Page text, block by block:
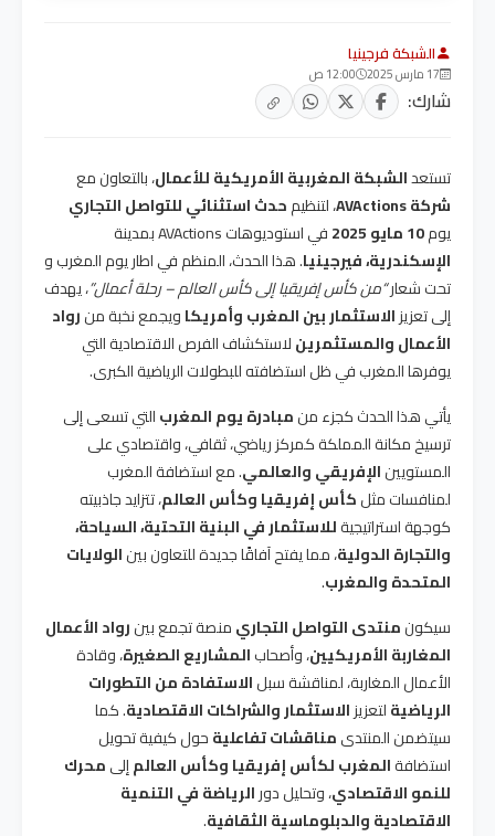
الشبكة فرجينيا
17 مارس 2025 12:00 ص
شارك:
تستعدالشبكة المغربية الأمريكية للأعمال، بالتعاون مع
شركة AVActions
، لتنظيمحدث استثنائي للتواصل التجاري
يوم10 مايو 2025
في استوديوهات AVActions بمدينة
الإسكندرية، فيرجينيا. هذا الحدث، المنظم في اطار يوم المغرب و
تحت شعار“من كأس إفريقيا إلى كأس العالم – رحلة أعمال”، يهدف
إلى تعزيزالاستثمار بين المغرب وأمريكاويجمع نخبة منرواد
الأعمال والمستثمرينلاستكشاف الفرص الاقتصادية التي
يوفرها المغرب في ظل استضافته للبطولات الرياضية الكبرى.
يأتي هذا الحدث كجزء منمبادرة يوم المغربالتي تسعى إلى
ترسيخ مكانة المملكة كمركز رياضي، ثقافي، واقتصادي على
المستويينالإفريقي والعالمي. مع استضافة المغرب
لمنافسات مثلكأس إفريقيا وكأس العالم، تتزايد جاذبيته
كوجهة استراتيجيةللاستثمار في البنية التحتية، السياحة،
والتجارة الدولية، مما يفتح آفاقًا جديدة للتعاون بينالولايات
المتحدة والمغرب.
سيكونمنتدى التواصل التجاريمنصة تجمع بينرواد الأعمال
المغاربة الأمريكيين، وأصحابالمشاريع الصغيرة، وقادة
الأعمال المغاربة، لمناقشة سبلالاستفادة من التطورات
الرياضيةلتعزيزالاستثمار والشراكات الاقتصادية. كما
سيتضمن المنتدىمناقشات تفاعليةحول كيفية تحويل
استضافةالمغرب لكأس إفريقيا وكأس العالمإلىمحرك
للنمو الاقتصادي، وتحليل دورالرياضة في التنمية
الاقتصادية والدبلوماسية الثقافية.